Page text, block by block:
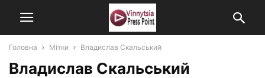
Головна Мітки Владислав Скальський
Владислав Скальський